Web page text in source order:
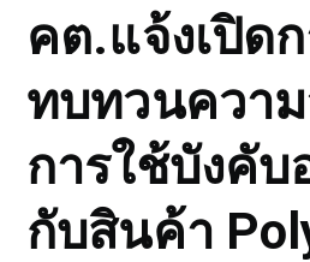
คต.แจ้งเปิด
ทบทวนควา
การใช้บังคับ
กับสินค้า